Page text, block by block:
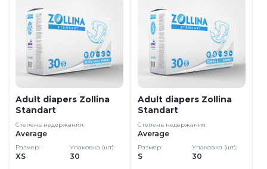
Adult diapers Zollina
Standart
Степень недержания:
Average
Размер:
XS
Упаковка (шт):
30
Adult diapers Zollina
Standart
Степень недержания:
Average
Размер:
S
Упаковка (шт):
30